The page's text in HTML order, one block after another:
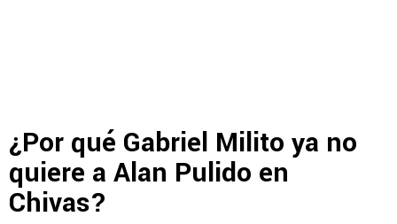
¿Por qué Gabriel Milito ya no
quiere a Alan Pulido en
Chivas?